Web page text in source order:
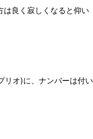
良く寂しくなると仰い
リオ)に、ナンバーは付い